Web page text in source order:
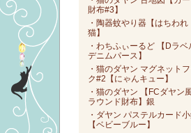
財布#3】
・陶器蚊やり器【はちわれ
猫】
・わちふぃーるど 【Dラベ
デニムパース】
・猫のダヤン マグネットフ
ク#2【にゃんキュー】
・猫のダヤン 【FCダヤン
ラウンド財布】銀
・ダヤン パステルカード
【ベビーブルー】